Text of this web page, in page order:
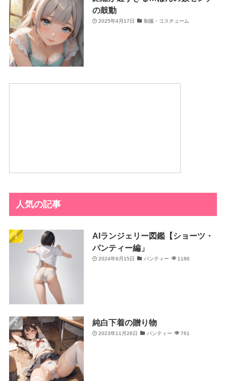
の鼓動
2025年4月17日 制服・コスチューム
人気の記事
AIランジェリー図鑑【ショーツ・
パンティー編」
2024年9月15日 パンティー 1186
純白下着の贈り物
2023年11月26日 パンティー 761